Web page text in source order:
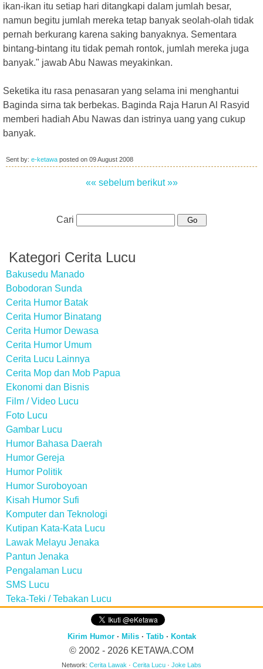
ikan-ikan itu setiap hari ditangkapi dalam jumlah besar,
namun begitu jumlah mereka tetap banyak seolah-olah tidak
pernah berkurang karena saking banyaknya. Sementara
bintang-bintang itu tidak pemah rontok, jumlah mereka juga
banyak." jawab Abu Nawas meyakinkan.
Seketika itu rasa penasaran yang selama ini menghantui
Baginda sirna tak berbekas. Baginda Raja Harun Al Rasyid
memberi hadiah Abu Nawas dan istrinya uang yang cukup
banyak.
Sent by: e-ketawa posted on 09 August 2008
«« sebelum berikut »»
Cari
Kategori Cerita Lucu
Bakusedu Manado
Bobodoran Sunda
Cerita Humor Batak
Cerita Humor Binatang
Cerita Humor Dewasa
Cerita Humor Umum
Cerita Lucu Lainnya
Cerita Mop dan Mob Papua
Ekonomi dan Bisnis
Film / Video Lucu
Foto Lucu
Gambar Lucu
Humor Bahasa Daerah
Humor Gereja
Humor Politik
Humor Suroboyoan
Kisah Humor Sufi
Komputer dan Teknologi
Kutipan Kata-Kata Lucu
Lawak Melayu Jenaka
Pantun Jenaka
Pengalaman Lucu
SMS Lucu
Teka-Teki / Tebakan Lucu
Kirim Humor· Milis· Tatib· Kontak
© 2002 - 2026 KETAWA.COM
Network: Cerita Lawak · Cerita Lucu · Joke Labs